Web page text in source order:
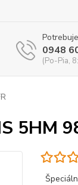
0948
(Po-Pia,
5HM